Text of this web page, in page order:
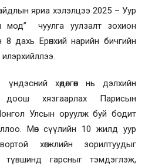
яриа хэлэлцээ 2025 – Уур
мод” чуулга уулзалт зохион
дахь Ерөнхий нарийн бичгийн
хөдөлгөөн нь дэлхийн
хязгаарлах Парисын
Улсын оруулж буй бодит
Мөн сүүлийн 10 жилд уур
хөгжлийн зорилтуудыг
гарсныг тэмдэглэж,